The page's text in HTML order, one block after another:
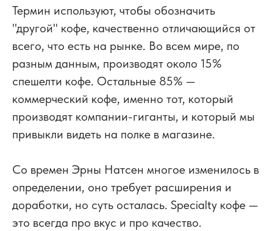
Термин используют, чтобы обозначить
"другой" кофе, качественно отличающийся от
всего, что есть на рынке. Во всем мире, по
разным данным, производят около 15%
спешелти кофе. Остальные 85% —
коммерческий кофе, именно тот, который
производят компании-гиганты, и который мы
привыкли видеть на полке в магазине.
Со времен Эрны Натсен многое изменилось в
определении, оно требует расширения и
доработки, но суть осталась. Specialty кофе —
это всегда про вкус и про качество.